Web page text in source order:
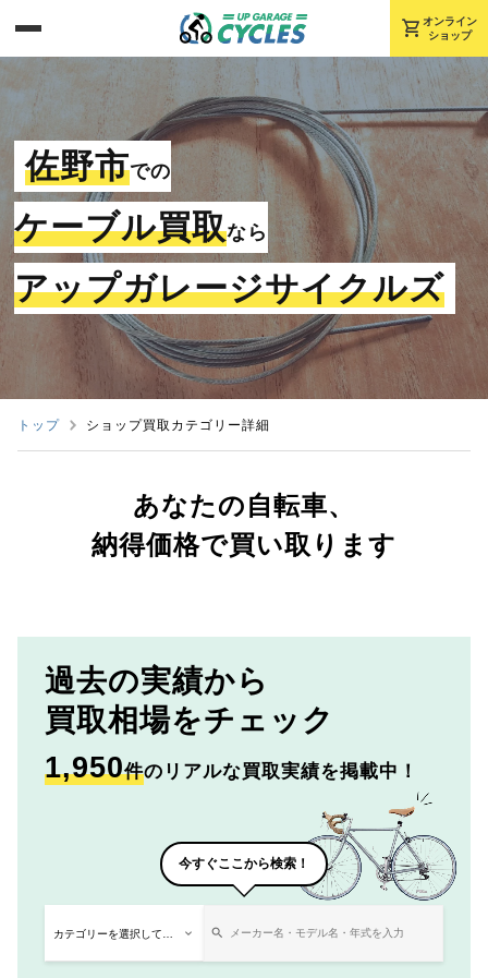
shopping_cart オンライン
ショップ
佐野市での
ケーブル買取なら
アップガレージサイクルズ
トップ ショップ買取カテゴリー詳細
あなたの自転車、
納得価格で買い取ります
過去の実績から
買取相場をチェック
1,950件のリアルな買取実績を掲載中！
今すぐここから検索！